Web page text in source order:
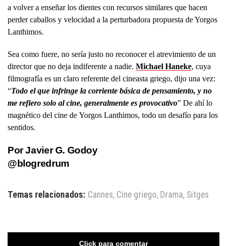
a volver a enseñar los dientes con recursos similares que hacen
perder caballos y velocidad a la perturbadora propuesta de Yorgos
Lanthimos.
Sea como fuere, no sería justo no reconocer el atrevimiento de un
director que no deja indiferente a nadie. Michael Haneke, cuya
filmografía es un claro referente del cineasta griego, dijo una vez:
“Todo el que infringe la corriente básica de pensamiento, y no
me refiero solo al cine, generalmente es provocativo” De ahí lo
magnético del cine de Yorgos Lanthimos, todo un desafío para los
sentidos.
Por Javier G. Godoy
@blogredrum
Temas relacionados: Cannes, Cine griego, Drama, Sitges
Click para comentar